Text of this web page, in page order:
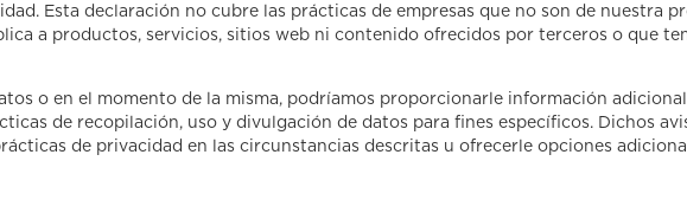
Esta declaración no cubre las prácticas de empresas que no son de nuestra
a productos, servicios, sitios web ni contenido ofrecidos por terceros o que
o en el momento de la misma, podríamos proporcionarle información
de recopilación, uso y divulgación de datos para fines específicos. Dichos
de privacidad en las circunstancias descritas u ofrecerle opciones